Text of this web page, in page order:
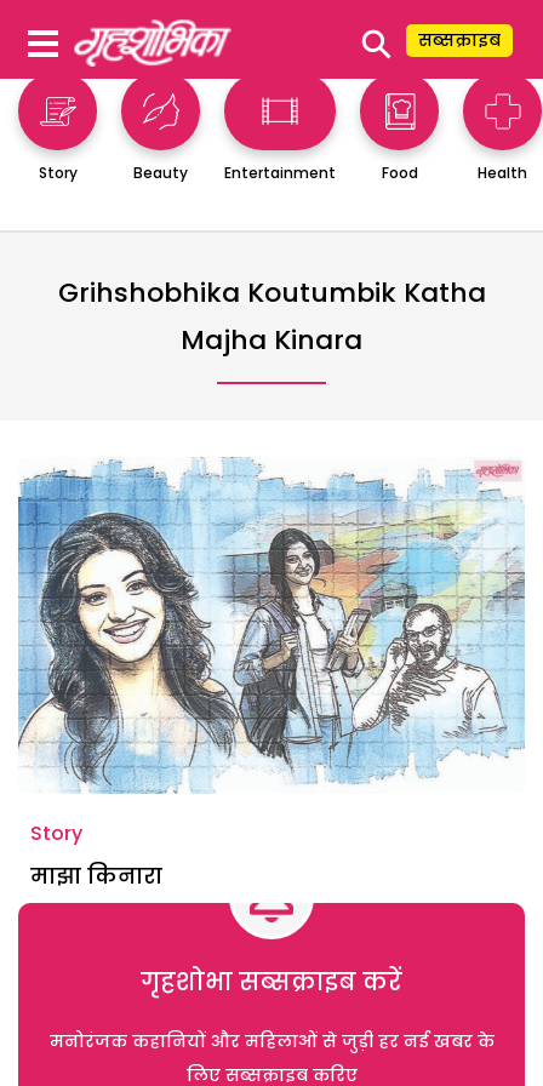
⚲ सब्सक्राइब
Story Beauty Entertainment Food Health
Grihshobhika Koutumbik Katha
Majha Kinara
Story
माझा किनारा
गृहशोभा सब्सक्राइब करें
मनोरंजक कहानियों और महिलाओं से जुड़ी हर नई खबर के
लिए सब्सक्राइब करिए